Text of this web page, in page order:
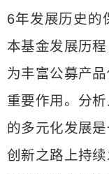
6年发展历史的
本基金发展历
为丰富公募产
重要作用。分
的多元化发展
创新之路上持